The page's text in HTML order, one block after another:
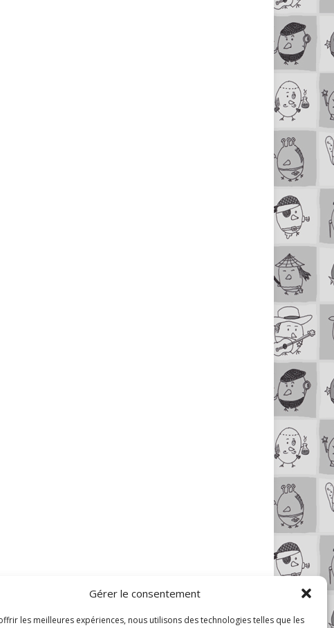
Gérer le consentement
les meilleures expériences, nous utilisons des technologies telles que les